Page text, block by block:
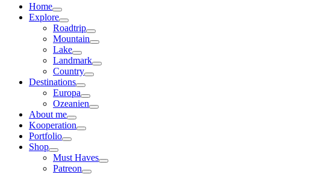
Home
Explore
Roadtrip
Mountain
Lake
Landmark
Country
Destinations
Europa
Ozeanien
About me
Kooperation
Portfolio
Shop
Must Haves
Patreon